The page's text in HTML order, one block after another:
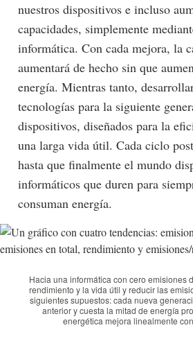
nuestros dispositivos e incluso
capacidades, simplemente
informática. Con cada mejora, la
aumentará de hecho sin que
energía. Mientras tanto,
tecnologías para la siguiente
dispositivos, diseñados para la
una larga vida útil. Cada ciclo
hasta que finalmente el mundo
informáticos que duren para
consuman energía.
Hacia una informática con cero emisiones
rendimiento y la vida útil y reducir las
siguientes supuestos: cada nueva
anterior y cuesta la mitad de energía
energética mejora linealmente